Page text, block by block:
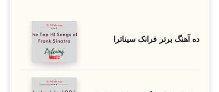
ده آهنگ برتر فرانک سیناترا